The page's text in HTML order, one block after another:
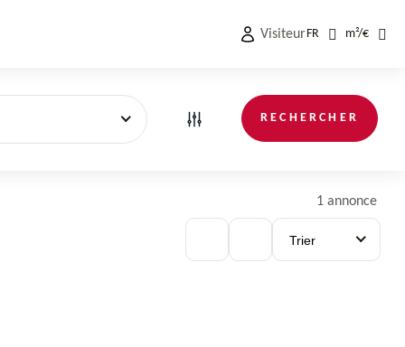
VisiteurFR m²/€
RECHERCHER
1 annonce
Trier